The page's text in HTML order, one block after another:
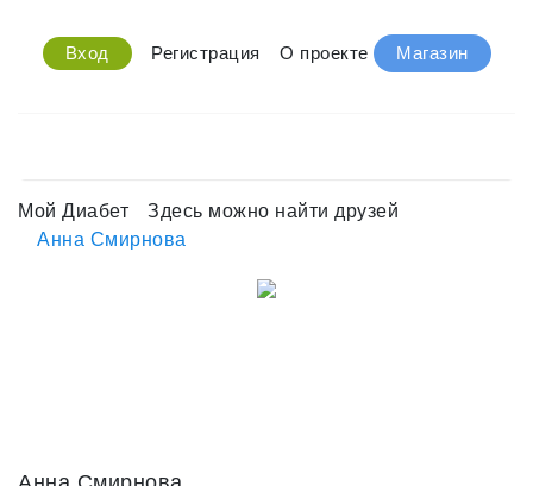
Вход Регистрация О проекте Магазин
Мой Диабет
Здесь можно найти друзей
Анна Смирнова